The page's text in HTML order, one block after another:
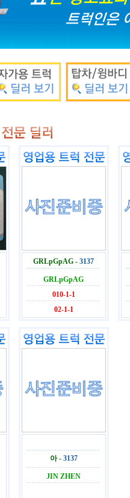
GRLpGpAG - 3137
GRLpGpAG
010-1-1
02-1-1
아 - 3137
JIN ZHEN